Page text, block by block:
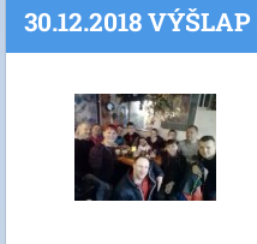
30.12.2018